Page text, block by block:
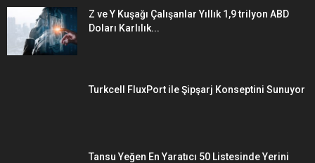
Z ve Y Kuşağı Çalışanlar Yıllık 1,9 trilyon ABD
Doları Karlılık...
Turkcell FluxPort ile Şipşarj Konseptini Sunuyor
Tansu Yeğen En Yaratıcı 50 Listesinde Yerini